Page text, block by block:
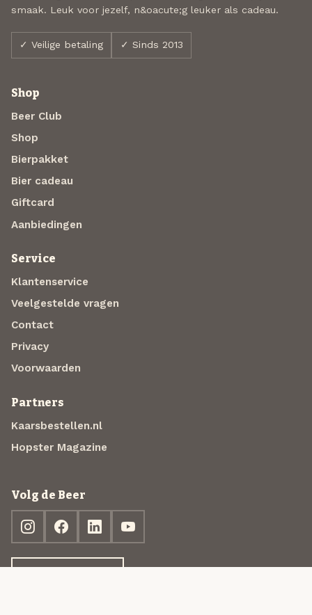
smaak. Leuk voor jezelf, n&oacute;g leuker als cadeau.
✓ Veilige betaling ✓ Sinds 2013
Shop
Beer Club
Shop
Bierpakket
Bier cadeau
Giftcard
Aanbiedingen
Service
Klantenservice
Veelgestelde vragen
Contact
Privacy
Voorwaarden
Partners
Kaarsbestellen.nl
Hopster Magazine
Volg de Beer